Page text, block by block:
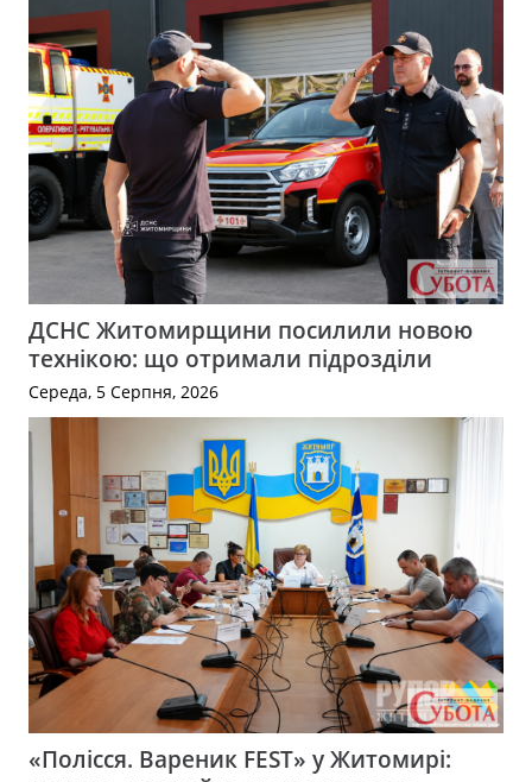
ДСНС Житомирщини посилили новою
технікою: що отримали підрозділи
Середа, 5 Серпня, 2026
«Полісся. Вареник FEST» у Житомирі: